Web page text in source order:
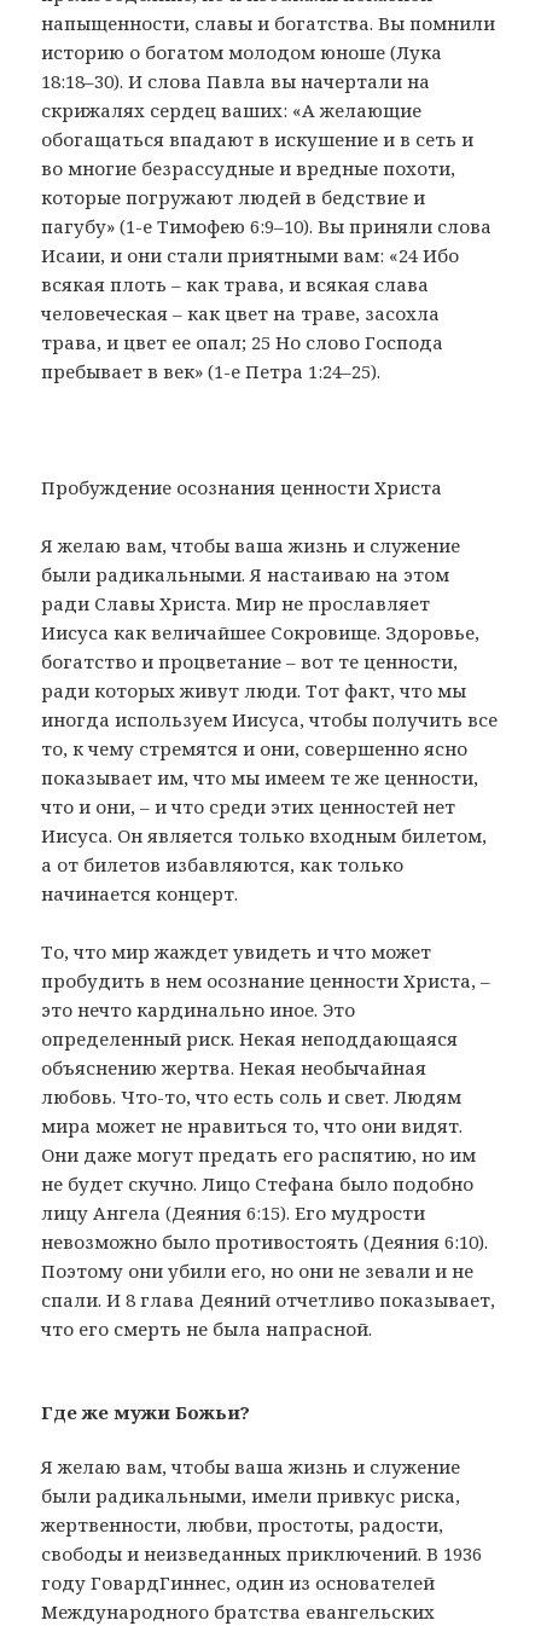
напыщенности, славы и богатства. Вы помнили
историю о богатом молодом юноше (Лука
18:18–30). И слова Павла вы начертали на
скрижалях сердец ваших: «А желающие
обогащаться впадают в искушение и в сеть и
во многие безрассудные и вредные похоти,
которые погружают людей в бедствие и
пагубу» (1-е Тимофею 6:9–10). Вы приняли слова
Исаии, и они стали приятными вам: «24 Ибо
всякая плоть – как трава, и всякая слава
человеческая – как цвет на траве, засохла
трава, и цвет ее опал; 25 Но слово Господа
пребывает в век» (1-е Петра 1:24–25).
Пробуждение осознания ценности Христа
Я желаю вам, чтобы ваша жизнь и служение
были радикальными. Я настаиваю на этом
ради Славы Христа. Мир не прославляет
Иисуса как величайшее Сокровище. Здоровье,
богатство и процветание – вот те ценности,
ради которых живут люди. Тот факт, что мы
иногда используем Иисуса, чтобы получить все
то, к чему стремятся и они, совершенно ясно
показывает им, что мы имеем те же ценности,
что и они, – и что среди этих ценностей нет
Иисуса. Он является только входным билетом,
а от билетов избавляются, как только
начинается концерт.
То, что мир жаждет увидеть и что может
пробудить в нем осознание ценности Христа, –
это нечто кардинально иное. Это
определенный риск. Некая неподдающаяся
объяснению жертва. Некая необычайная
любовь. Что-то, что есть соль и свет. Людям
мира может не нравиться то, что они видят.
Они даже могут предать его распятию, но им
не будет скучно. Лицо Стефана было подобно
лицу Ангела (Деяния 6:15). Его мудрости
невозможно было противостоять (Деяния 6:10).
Поэтому они убили его, но они не зевали и не
спали. И 8 глава Деяний отчетливо показывает,
что его смерть не была напрасной.
Где же мужи Божьи?
Я желаю вам, чтобы ваша жизнь и служение
были радикальными, имели привкус риска,
жертвенности, любви, простоты, радости,
свободы и неизведанных приключений. В 1936
году ГовардГиннес, один из основателей
Международного братства евангельских